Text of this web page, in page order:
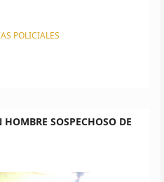
POLICIALES
SOSPECHOSO DE